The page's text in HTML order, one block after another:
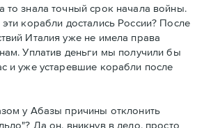
знала точный срок начала войны.
корабли достались России? После
Италия уже не имела права
Уплатив деньги мы получили бы
и уже устаревшие корабли после
у Абазы причины отклонить
Да он, вникнув в дело, просто